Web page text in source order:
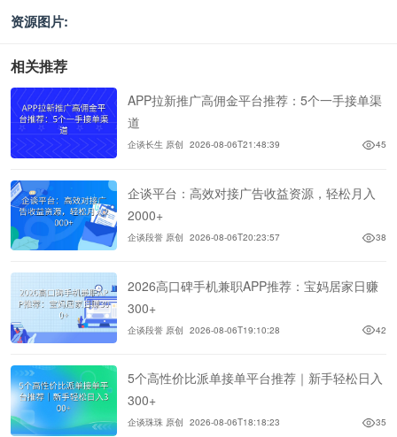
资源图片:
相关推荐
APP拉新推广高佣金平台推荐：5个一手接单渠
道
企谈长生 原创 2026-08-06T21:48:39 45
企谈平台：高效对接广告收益资源，轻松月入
2000+
企谈段誉 原创 2026-08-06T20:23:57 38
2026高口碑手机兼职APP推荐：宝妈居家日赚
300+
企谈段誉 原创 2026-08-06T19:10:28 42
5个高性价比派单接单平台推荐｜新手轻松日入
300+
企谈珠珠 原创 2026-08-06T18:18:23 35